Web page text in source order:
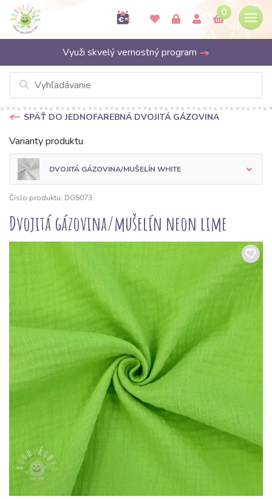
0
Využi skvelý vernostný program
SPÄŤ DO JEDNOFAREBNÁ DVOJITÁ GÁZOVINA
Varianty produktu
DVOJITÁ GÁZOVINA/MUŠELÍN WHITE
Číslo produktu: DGS073
Dvojitá gázovina/mušelín neon lime